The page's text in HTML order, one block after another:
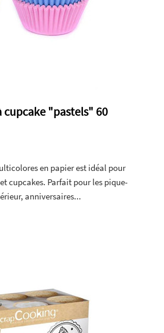
cupcake "pastels" 60
en papier est idéal pour
cupcakes. Parfait pour les pique-
anniversaires...